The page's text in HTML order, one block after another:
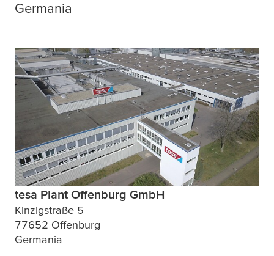
Germania
tesa Plant Offenburg GmbH
Kinzigstraße 5
77652 Offenburg
Germania